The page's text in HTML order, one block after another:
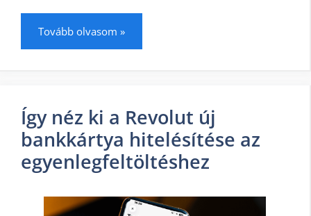
Tovább olvasom »
Így néz ki a Revolut új
bankkártya hitelésítése az
egyenlegfeltöltéshez